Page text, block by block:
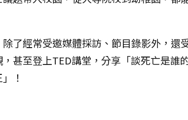
了經常受邀媒體採訪、節目錄影外，還
甚至登上TED講堂，分享「談死亡是誰
！